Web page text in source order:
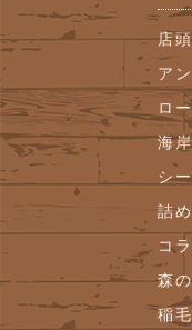
店
ア
ロ
海
シ
詰
コ
森
稲